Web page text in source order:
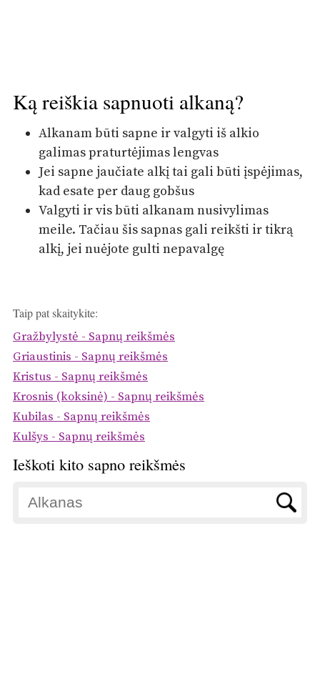
Ką reiškia sapnuoti alkaną?
Alkanam būti sapne ir valgyti iš alkio
galimas praturtėjimas lengvas
Jei sapne jaučiate alkį tai gali būti įspėjimas,
kad esate per daug gobšus
Valgyti ir vis būti alkanam nusivylimas
meile. Tačiau šis sapnas gali reikšti ir tikrą
alkį, jei nuėjote gulti nepavalgę
Taip pat skaitykite:
Gražbylystė - Sapnų reikšmės
Griaustinis - Sapnų reikšmės
Kristus - Sapnų reikšmės
Krosnis (koksinė) - Sapnų reikšmės
Kubilas - Sapnų reikšmės
Kulšys - Sapnų reikšmės
Ieškoti kito sapno reikšmės